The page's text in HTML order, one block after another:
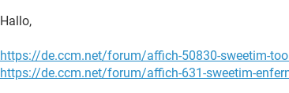
Hallo,
https://de.ccm.net/forum/affich-50830-sweetim-
https://de.ccm.net/forum/affich-631-sweetim-